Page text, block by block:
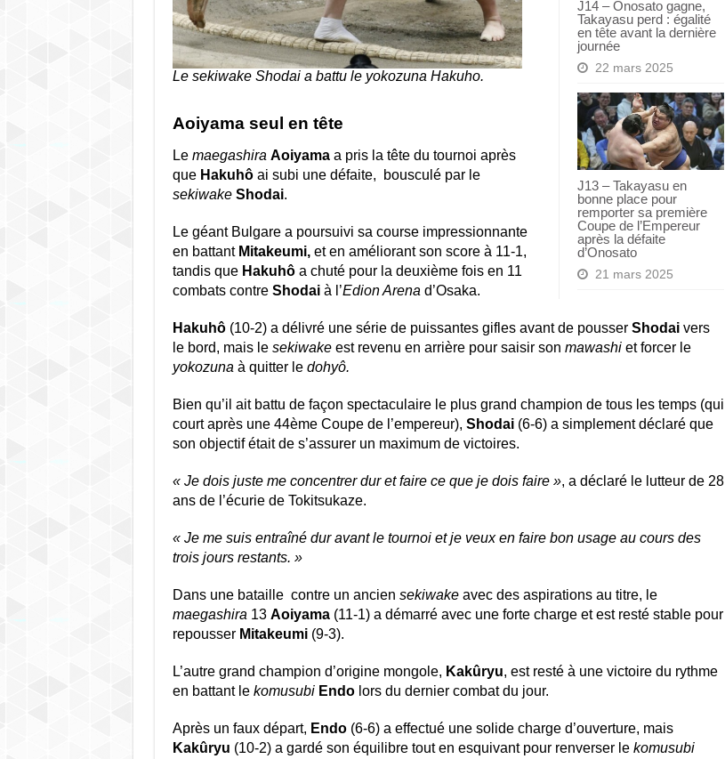
J14 – Onosato gagne,
Takayasu perd : égalité
en tête avant la dernière
journée
22 mars 2025
J13 – Takayasu en
bonne place pour
remporter sa première
Coupe de l’Empereur
après la défaite
d’Onosato
21 mars 2025
Le sekiwake Shodai a battu le yokozuna Hakuho.
Aoiyama seul en tête
Le maegashira Aoiyamaa pris la tête du tournoi après
que Hakuhôai subi une défaite, bousculé par le
sekiwake Shodai.
Le géant Bulgare a poursuivi sa course impressionnante
en battant Mitakeumi,et en améliorant son score à 11-1,
tandis que Hakuhôa chuté pour la deuxième fois en 11
combats contre Shodaià l’Edion Arena d’Osaka.
Hakuhô(10-2) a délivré une série de puissantes gifles avant de pousser Shodaivers
le bord, mais le sekiwakeest revenu en arrière pour saisir son mawashiet forcer le
yokozuna à quitter le dohyô.
Bien qu’il ait battu de façon spectaculaire le plus grand champion de tous les temps (qui
court après une 44ème Coupe de l’empereur), Shodai(6-6) a simplement déclaré que
son objectif était de s’assurer un maximum de victoires.
« Je dois juste me concentrer dur et faire ce que je dois faire », a déclaré le lutteur de 28
ans de l’écurie de Tokitsukaze.
« Je me suis entraîné dur avant le tournoi et je veux en faire bon usage au cours des
trois jours restants. »
Dans une bataille contre un ancien sekiwakeavec des aspirations au titre, le
maegashira 13 Aoiyama(11-1) a démarré avec une forte charge et est resté stable pour
repousser Mitakeumi(9-3).
L’autre grand champion d’origine mongole, Kakûryu, est resté à une victoire du rythme
en battant le komusubi Endolors du dernier combat du jour.
Après un faux départ, Endo(6-6) a effectué une solide charge d’ouverture, mais
Kakûryu (10-2) a gardé son équilibre tout en esquivant pour renverser le komusubi